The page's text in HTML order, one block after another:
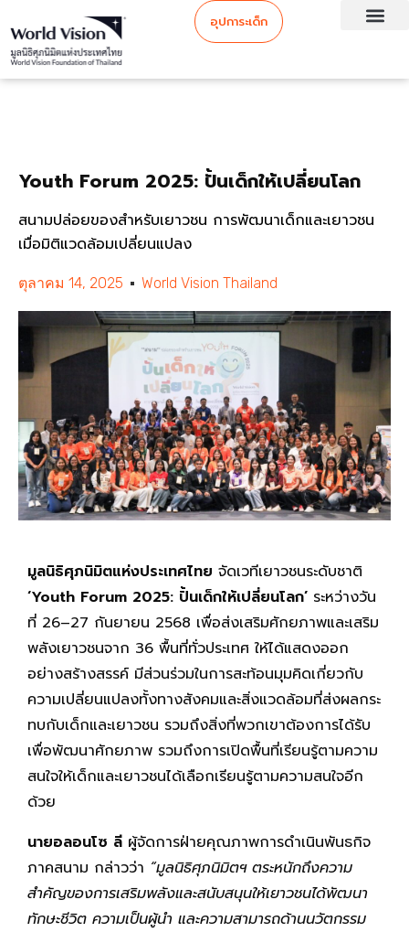
อุปการะเด็ก
Youth Forum 2025: ปั้นเด็กให้เปลี่ยนโลก
สนามปล่อยของสำหรับเยาวชน การพัฒนาเด็กและเยาวชน
เมื่อมิติแวดล้อมเปลี่ยนแปลง
ตุลาคม 14, 2025 World Vision Thailand
มูลนิธิศุภนิมิตแห่งประเทศไทย จัดเวทีเยาวชนระดับชาติ
‘Youth Forum 2025: ปั้นเด็กให้เปลี่ยนโลก’ ระหว่างวัน
ที่ 26–27 กันยายน 2568 เพื่อส่งเสริมศักยภาพและเสริม
พลังเยาวชนจาก 36 พื้นที่ทั่วประเทศ ให้ได้แสดงออก
อย่างสร้างสรรค์ มีส่วนร่วมในการสะท้อนมุมคิดเกี่ยวกับ
ความเปลี่ยนแปลงทั้งทางสังคมและสิ่งแวดล้อมที่ส่งผลกระ
ทบกับเด็กและเยาวชน รวมถึงสิ่งที่พวกเขาต้องการได้รับ
เพื่อพัฒนาศักยภาพ รวมถึงการเปิดพื้นที่เรียนรู้ตามความ
สนใจให้เด็กและเยาวชนได้เลือกเรียนรู้ตามความสนใจอีก
ด้วย
นายอลอนโซ ลี ผู้จัดการฝ่ายคุณภาพการดำเนินพันธกิจ
ภาคสนาม กล่าวว่า “มูลนิธิศุภนิมิตฯ ตระหนักถึงความ
สำคัญของการเสริมพลังและสนับสนุนให้เยาวชนได้พัฒนา
ทักษะชีวิต ความเป็นผู้นำ และความสามารถด้านนวัตกรรม